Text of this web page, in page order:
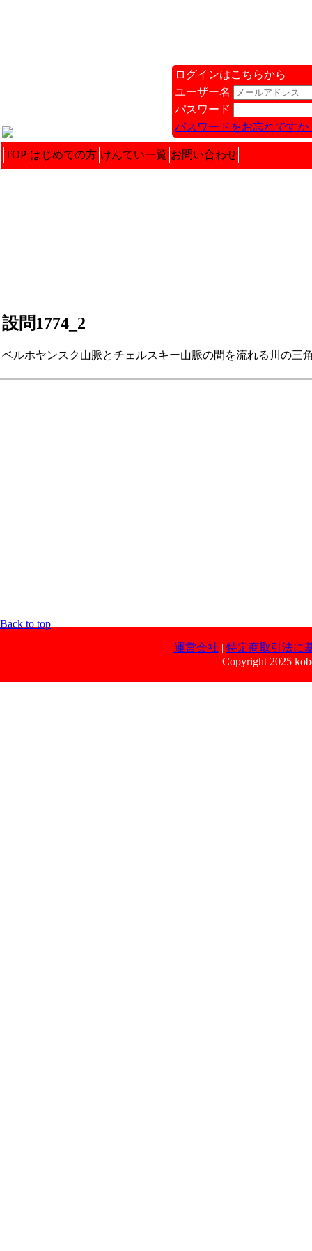
ログインはこちらから
ユーザー名
パスワード
パスワードをお忘れですか
TOP はじめての方 けんてい一覧 お問い合わせ
設問1774_2
ベルホヤンスク山脈とチェルスキー山脈の間を流れる川の三
Back to top
運営会社 | 特定商取引法に
Copyright 2025